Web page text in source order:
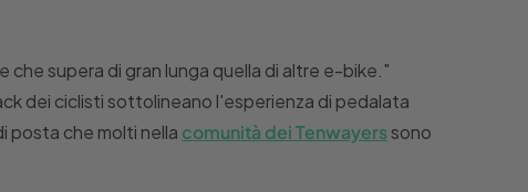
che supera di gran lunga quella di altre e-bike."
dei ciclisti sottolineano l'esperienza di pedalata
posta che molti nella comunità dei Tenwayerssono